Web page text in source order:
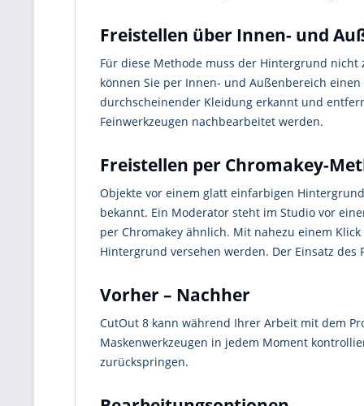
Freistellen über Innen- und
Für diese Methode muss der Hintergrund
können Sie per Innen- und Außenbereich
durchscheinender Kleidung erkannt und
Feinwerkzeugen nachbearbeitet werden.
Freistellen per Chromakey-
Objekte vor einem glatt einfarbigen
bekannt. Ein Moderator steht im Studio vor
per Chromakey ähnlich. Mit nahezu einem
Hintergrund versehen werden. Der Einsatz
Vorher – Nachher
CutOut 8 kann während Ihrer Arbeit mit dem
Maskenwerkzeugen in jedem Moment
zurückspringen.